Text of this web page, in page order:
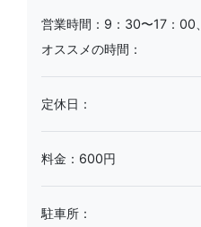
営業時間：9：30〜17：00
オススメの時間：
定休日：
料金：600円
駐車所：